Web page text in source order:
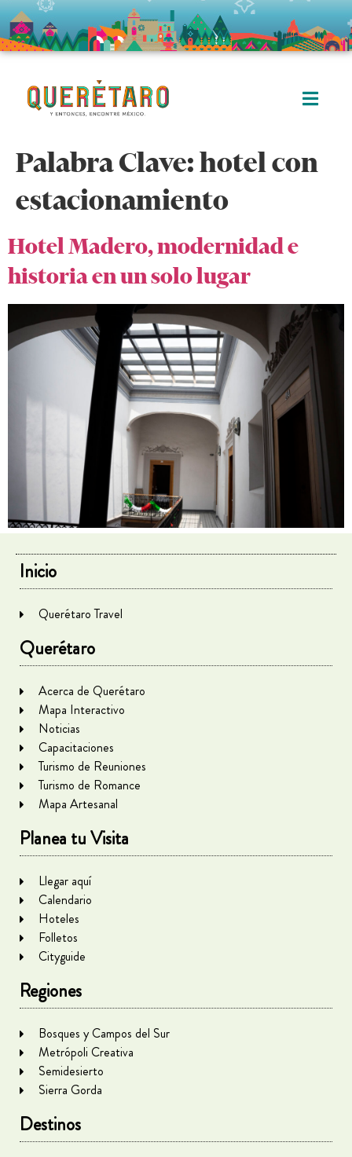
Palabra Clave:hotel con
estacionamiento
Hotel Madero, modernidad e
historia en un solo lugar
Inicio
Querétaro Travel
Querétaro
Acerca de Querétaro
Mapa Interactivo
Noticias
Capacitaciones
Turismo de Reuniones
Turismo de Romance
Mapa Artesanal
Planea tu Visita
Llegar aquí
Calendario
Hoteles
Folletos
Cityguide
Regiones
Bosques y Campos del Sur
Metrópoli Creativa
Semidesierto
Sierra Gorda
Destinos